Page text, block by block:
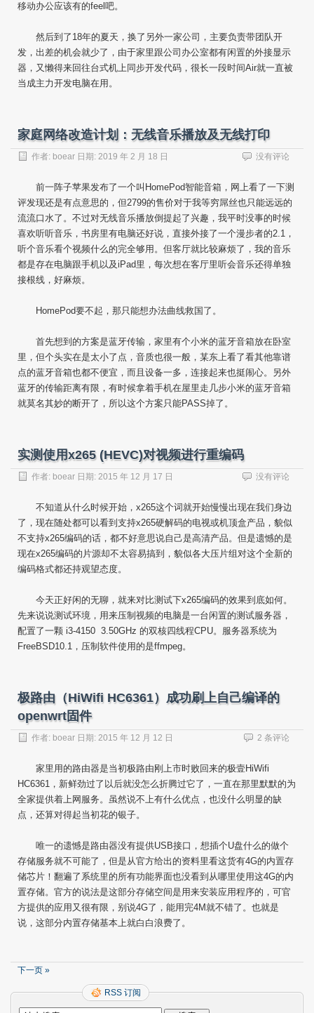
移动办公应该有的feel吧。
然后到了18年的夏天，换了另外一家公司，主要负责带团队开
发，出差的机会就少了，由于家里跟公司办公室都有闲置的外接显示
器，又懒得来回往台式机上同步开发代码，很长一段时间Air就一直被
当成主力开发电脑在用。
家庭网络改造计划：无线音乐播放及无线打印
作者: boear 日期: 2019 年 2 月 18 日 没有评论
前一阵子苹果发布了一个叫HomePod智能音箱，网上看了一下测
评发现还是有点意思的，但2799的售价对于我等穷屌丝也只能远远的
流流口水了。不过对无线音乐播放倒提起了兴趣，我平时没事的时候
喜欢听听音乐，书房里有电脑还好说，直接外接了一个漫步者的2.1，
听个音乐看个视频什么的完全够用。但客厅就比较麻烦了，我的音乐
都是存在电脑跟手机以及iPad里，每次想在客厅里听会音乐还得单独
接根线，好麻烦。
HomePod要不起，那只能想办法曲线救国了。
首先想到的方案是蓝牙传输，家里有个小米的蓝牙音箱放在卧室
里，但个头实在是太小了点，音质也很一般，某东上看了看其他靠谱
点的蓝牙音箱也都不便宜，而且设备一多，连接起来也挺闹心。另外
蓝牙的传输距离有限，有时候拿着手机在屋里走几步小米的蓝牙音箱
就莫名其妙的断开了，所以这个方案只能PASS掉了。
实测使用x265 (HEVC)对视频进行重编码
作者: boear 日期: 2015 年 12 月 17 日 没有评论
不知道从什么时候开始，x265这个词就开始慢慢出现在我们身边
了，现在随处都可以看到支持x265硬解码的电视或机顶盒产品，貌似
不支持x265编码的话，都不好意思说自己是高清产品。但是遗憾的是
现在x265编码的片源却不太容易搞到，貌似各大压片组对这个全新的
编码格式都还持观望态度。
今天正好闲的无聊，就来对比测试下x265编码的效果到底如何。
先来说说测试环境，用来压制视频的电脑是一台闲置的测试服务器，
配置了一颗 i3-4150 3.50GHz 的双核四线程CPU。服务器系统为
FreeBSD10.1，压制软件使用的是ffmpeg。
极路由（HiWifi HC6361）成功刷上自己编译的
openwrt固件
作者: boear 日期: 2015 年 12 月 12 日 2 条评论
家里用的路由器是当初极路由刚上市时败回来的极壹HiWifi
HC6361，新鲜劲过了以后就没怎么折腾过它了，一直在那里默默的为
全家提供着上网服务。虽然说不上有什么优点，也没什么明显的缺
点，还算对得起当初花的银子。
唯一的遗憾是路由器没有提供USB接口，想插个U盘什么的做个
存储服务就不可能了，但是从官方给出的资料里看这货有4G的内置存
储芯片！翻遍了系统里的所有功能界面也没看到从哪里使用这4G的内
置存储。官方的说法是这部分存储空间是用来安装应用程序的，可官
方提供的应用又很有限，别说4G了，能用完4M就不错了。也就是
说，这部分内置存储基本上就白白浪费了。
下一页 »
RSS 订阅